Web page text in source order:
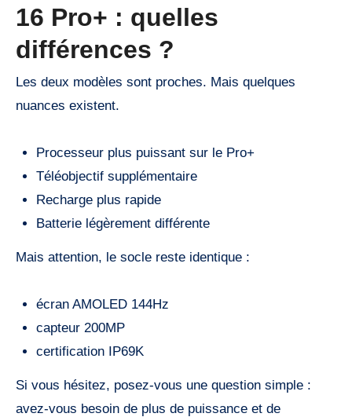
16 Pro+ : quelles
différences ?
Les deux modèles sont proches. Mais quelques
nuances existent.
Processeur plus puissant sur le Pro+
Téléobjectif supplémentaire
Recharge plus rapide
Batterie légèrement différente
Mais attention, le socle reste identique :
écran AMOLED 144Hz
capteur 200MP
certification IP69K
Si vous hésitez, posez-vous une question simple :
avez-vous besoin de plus de puissance et de